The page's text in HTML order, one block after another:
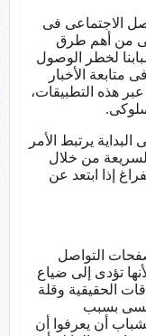
الاجتماعى فى
وهى من أهم طرق
لخطر الوصول
متابعة الأخبار
هذه التطبيقات،
يرتبط الأمر
من خلال
إذا ابتعد عن
التواصل
تؤدى إلى ضياع
الحقيقية وقلة
بسبب
أن يعرفوا أن